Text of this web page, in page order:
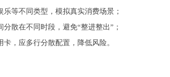
等不同类型，模拟真实消费场景；
散在不同时段，避免“整进整出”；
，应多行分散配置，降低风险。